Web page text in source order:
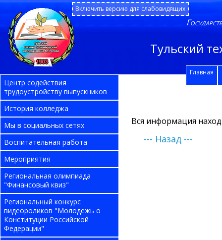
Тульский
Включить версию для слабовидящих
Главная
Центр содействия
трудоустройству выпускников
История колледжа
Мы в социальных сетях
Воспитательная работа
Мероприятия
Региональная олимпиада
"Финансовый квиз"
Региональный конкурс
видеороликов "Молодежь о
Конституции Российской
Федерации"
Вся информация
--- Назад ---